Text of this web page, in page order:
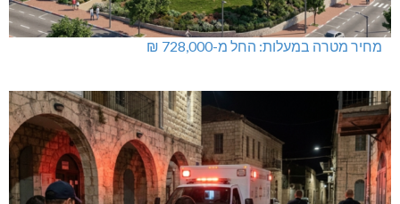
מחיר מטרה במעלות: החל מ-728,000 ₪